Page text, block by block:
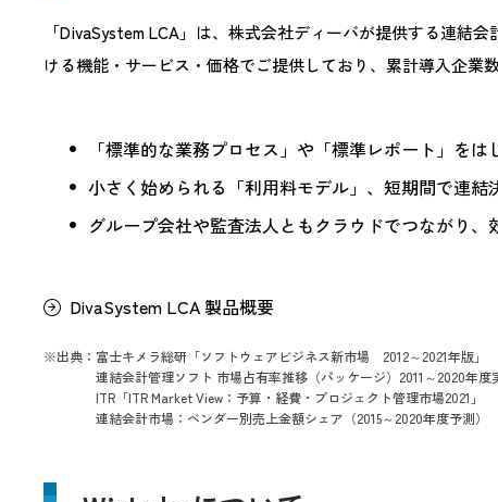
「DivaSystem LCA」は、株式会社ディーバが提供する連結
ける機能・サービス・価格でご提供しており、累計導入企業
「標準的な業務プロセス」や「標準レポート」を
小さく始められる「利用料モデル」、短期間で連結
グループ会社や監査法人ともクラウドでつながり
DivaSystem LCA 製品概要
※出典：富士キメラ総研「ソフトウェアビジネス新市場 2012～2021年版」
連結会計管理ソフト 市場占有率推移（パッケージ）2011～2020年度
ITR「ITR Market View：予算・経費・プロジェクト管理市場2021」
連結会計市場：ベンダー別売上金額シェア（2015～2020年度予測）